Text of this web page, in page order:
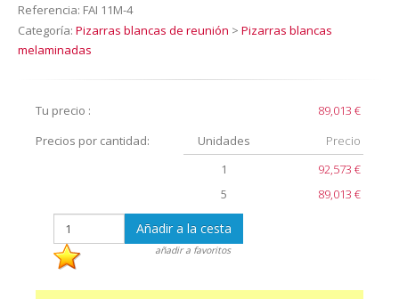
Referencia: FAI 11M-4
Categoría: Pizarras blancas de reunión > Pizarras blancas
melaminadas
Tu precio :
89,013 €
Precios por cantidad:
Unidades
Precio
1
92,573 €
5
89,013 €
Añadir a la cesta
añadir a favoritos